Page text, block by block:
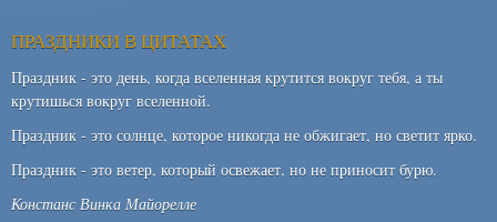
ПРАЗДНИКИ В ЦИТАТАХ
Праздник - это день, когда вселенная крутится вокруг тебя, а ты
крутишься вокруг вселенной.
Праздник - это солнце, которое никогда не обжигает, но светит ярко.
Праздник - это ветер, который освежает, но не приносит бурю.
Констанс Винка Майорелле